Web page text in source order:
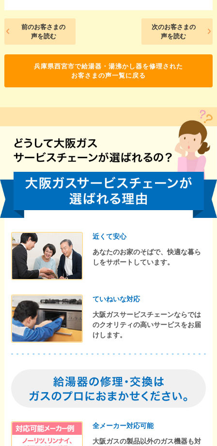
前のお客さまの
声を読む
次のお客さまの
声を読む
兵庫県西宮市で給湯器・湯沸かし器を修理された
お客さまの声一覧に戻る
近くて安心
あなたのお家のそばで、快適な暮ら
しをサポートしています。
ていねいな対応
大阪ガスサービスチェーンならでは
のクオリティの高いサービスをお届
けします。
全メーカー対応可能
大阪ガスの製品以外のガス機器も対